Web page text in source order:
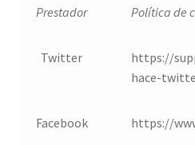
Prestador Política de
Twitter
https://
hace-
Facebook https://